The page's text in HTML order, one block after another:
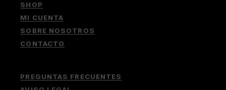
SHOP
MI CUENTA
SOBRE NOSOTROS
CONTACTO
PREGUNTAS FRECUENTES